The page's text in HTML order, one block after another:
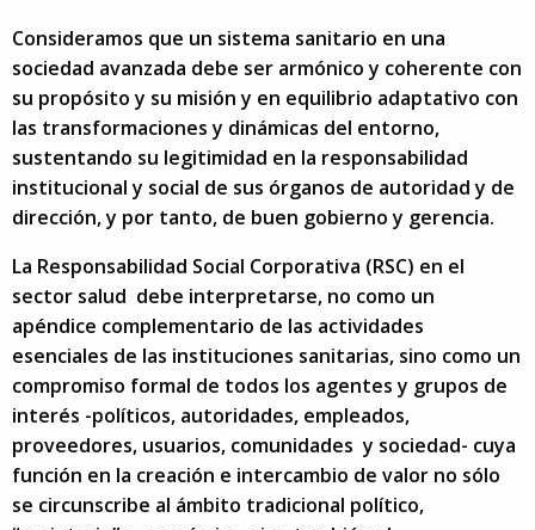
Consideramos que un sistema sanitario en una
sociedad avanzada debe ser armónico y coherente con
su propósito y su misión y en equilibrio adaptativo con
las transformaciones y dinámicas del entorno,
sustentando su legitimidad en la responsabilidad
institucional y social de sus órganos de autoridad y de
dirección, y por tanto, de buen gobierno y gerencia.
La Responsabilidad Social Corporativa (RSC) en el
sector salud debe interpretarse, no como un
apéndice complementario de las actividades
esenciales de las instituciones sanitarias, sino como un
compromiso formal de todos los agentes y grupos de
interés -políticos, autoridades, empleados,
proveedores, usuarios, comunidades y sociedad- cuya
función en la creación e intercambio de valor no sólo
se circunscribe al ámbito tradicional político,